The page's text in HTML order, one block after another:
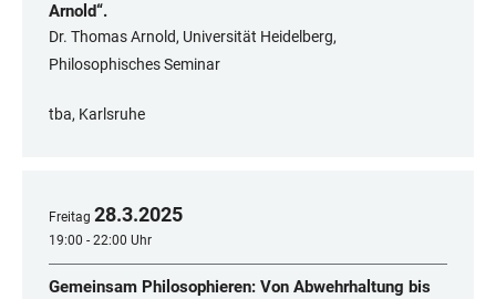
Arnold“.
Dr. Thomas Arnold, Universität Heidelberg,
Philosophisches Seminar
tba, Karlsruhe
Freitag 28.3.2025
19:00 - 22:00 Uhr
Gemeinsam Philosophieren: Von Abwehrhaltung bis